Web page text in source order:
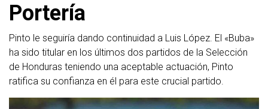
Portería
Pinto le seguiría dando continuidad a Luis López. El «Buba»
ha sido titular en los últimos dos partidos de la Selección
de Honduras teniendo una aceptable actuación, Pinto
ratifica su confianza en él para este crucial partido.